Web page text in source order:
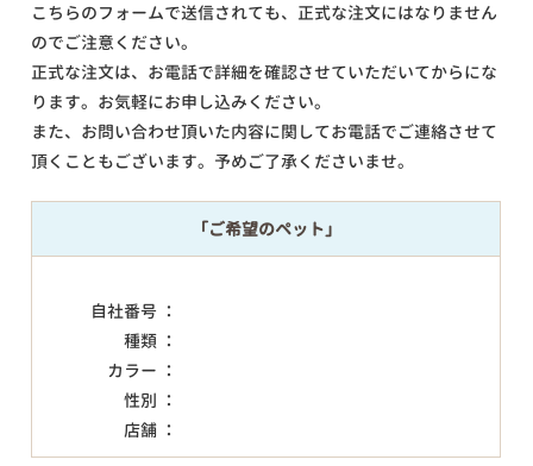
こちらのフォームで送信されても、正式な注文にはなりません
のでご注意ください。
正式な注文は、お電話で詳細を確認させていただいてからにな
ります。お気軽にお申し込みください。
また、お問い合わせ頂いた内容に関してお電話でご連絡させて
頂くこともございます。予めご了承くださいませ。
「ご希望のペット」
自社番号 ：
種類 ：
カラー ：
性別 ：
店舗 ：